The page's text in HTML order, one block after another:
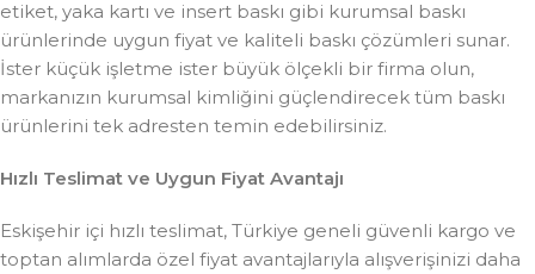
etiket, yaka kartı ve insert baskı gibi kurumsal baskı
ürünlerinde uygun fiyat ve kaliteli baskı çözümleri sunar.
İster küçük işletme ister büyük ölçekli bir firma olun,
markanızın kurumsal kimliğini güçlendirecek tüm baskı
ürünlerini tek adresten temin edebilirsiniz.
Hızlı Teslimat ve Uygun Fiyat Avantajı
Eskişehir içi hızlı teslimat, Türkiye geneli güvenli kargo ve
toptan alımlarda özel fiyat avantajlarıyla alışverişinizi daha